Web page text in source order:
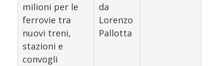
milioni per le
ferrovie tra
nuovi treni,
stazioni e
convogli
da
Lorenzo
Pallotta